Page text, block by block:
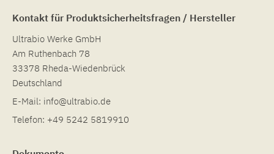
Kontakt für Produktsicherheitsfragen / Hersteller
Ultrabio Werke GmbH
Am Ruthenbach 78
33378 Rheda-Wiedenbrück
Deutschland
E-Mail: info@ultrabio.de
Telefon: +49 5242 5819910